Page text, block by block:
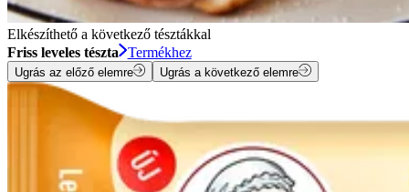
Elkészíthető a következő tésztákkal
Friss leveles tészta
Termékhez
Ugrás az előző elemre Ugrás a következő elemre